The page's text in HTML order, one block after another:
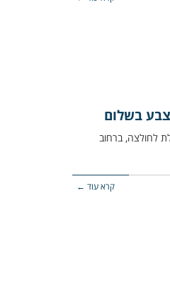
בשלום
לחולצה, ברחוב
קרא עוד ←